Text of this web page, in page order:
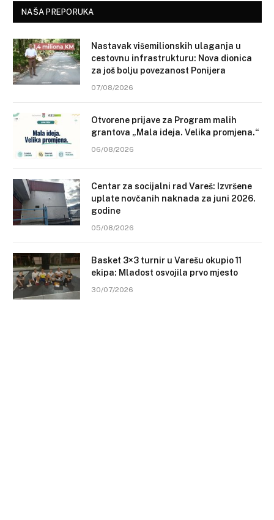
NAŠA PREPORUKA
Nastavak višemilionskih ulaganja u
cestovnu infrastrukturu: Nova dionica
za još bolju povezanost Ponijera
07/08/2026
Otvorene prijave za Program malih
grantova „Mala ideja. Velika promjena.“
06/08/2026
Centar za socijalni rad Vareš: Izvršene
uplate novčanih naknada za juni 2026.
godine
05/08/2026
Basket 3×3 turnir u Varešu okupio 11
ekipa: Mladost osvojila prvo mjesto
30/07/2026